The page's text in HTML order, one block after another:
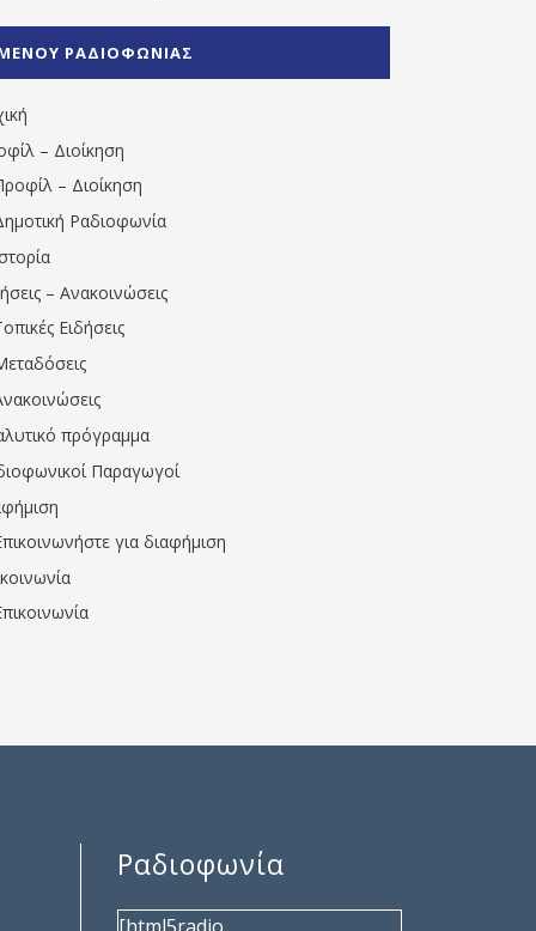
1531194763766854/" artist="" ]
ΡΑΔΙΟΦΩΝΙΑΣ
– Διοίκηση
– Διοίκηση
Ραδιοφωνία
– Ανακοινώσεις
Ειδήσεις
πρόγραμμα
Παραγωγοί
για διαφήμιση
Ραδιοφωνία